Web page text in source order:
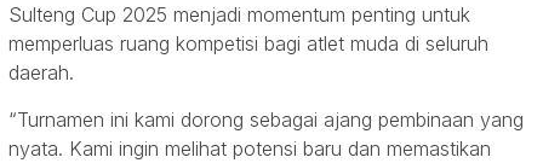
Sulteng Cup 2025 menjadi momentum penting untuk
memperluas ruang kompetisi bagi atlet muda di seluruh
daerah.
“Turnamen ini kami dorong sebagai ajang pembinaan yang
nyata. Kami ingin melihat potensi baru dan memastikan